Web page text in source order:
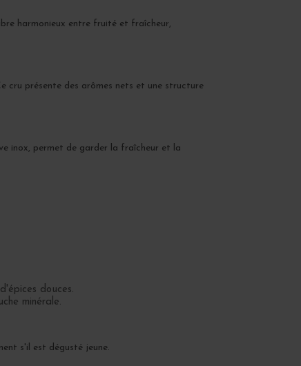
harmonieux entre fruité et fraîcheur,
cru présente des arômes nets et une structure
inox, permet de garder la fraîcheur et la
douces.
minérale.
s'il est dégusté jeune.